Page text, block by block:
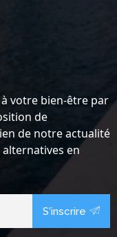
votre bien-être par
de
de notre actualité
en
S'inscrire